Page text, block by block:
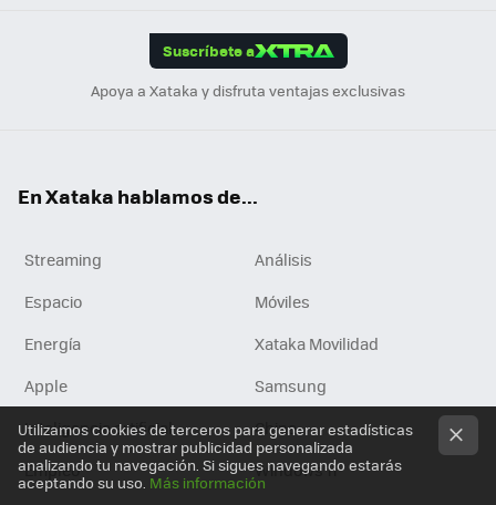
Suscríbete a
Apoya a Xataka y disfruta ventajas exclusivas
En Xataka hablamos de...
Streaming
Análisis
Espacio
Móviles
Energía
Xataka Movilidad
Apple
Samsung
Inteligencia artificial
China
Empleo
Windows 11
Utilizamos cookies de terceros para generar estadísticas
de audiencia y mostrar publicidad personalizada
analizando tu navegación. Si sigues navegando estarás
aceptando su uso. Más información